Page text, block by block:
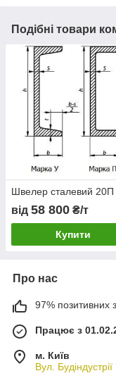
Подібні товари
Швелер сталевий 20П
від 58 800 ₴/т
Купити
Про нас
97% позитивних з
Працює з
м. Київ
Вул.